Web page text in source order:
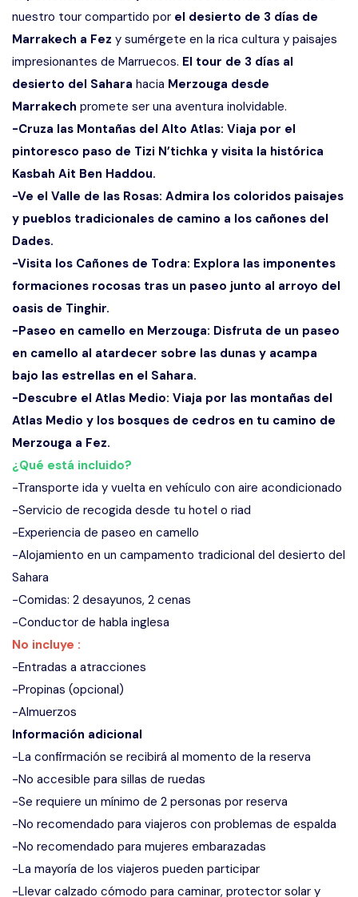
nuestro tour compartido por el desierto de 3 días de
Marrakech a Fez y sumérgete en la rica cultura y paisajes
impresionantes de Marruecos. El tour de 3 días al
desierto del Sahara hacia Merzouga desde
Marrakech promete ser una aventura inolvidable.
-Cruza las Montañas del Alto Atlas: Viaja por el
pintoresco paso de Tizi N’tichka y visita la histórica
Kasbah Ait Ben Haddou.
-Ve el Valle de las Rosas: Admira los coloridos paisajes
y pueblos tradicionales de camino a los cañones del
Dades.
-Visita los Cañones de Todra: Explora las imponentes
formaciones rocosas tras un paseo junto al arroyo del
oasis de Tinghir.
-Paseo en camello en Merzouga: Disfruta de un paseo
en camello al atardecer sobre las dunas y acampa
bajo las estrellas en el Sahara.
-Descubre el Atlas Medio: Viaja por las montañas del
Atlas Medio y los bosques de cedros en tu camino de
Merzouga a Fez.
¿Qué está incluido?
-Transporte ida y vuelta en vehículo con aire acondicionado
-Servicio de recogida desde tu hotel o riad
-Experiencia de paseo en camello
-Alojamiento en un campamento tradicional del desierto del
Sahara
-Comidas: 2 desayunos, 2 cenas
-Conductor de habla inglesa
No incluye :
-Entradas a atracciones
-Propinas (opcional)
-Almuerzos
Información adicional
-La confirmación se recibirá al momento de la reserva
-No accesible para sillas de ruedas
-Se requiere un mínimo de 2 personas por reserva
-No recomendado para viajeros con problemas de espalda
-No recomendado para mujeres embarazadas
-La mayoría de los viajeros pueden participar
-Llevar calzado cómodo para caminar, protector solar y